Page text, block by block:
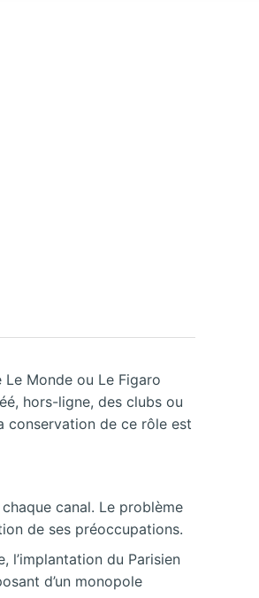
Le Monde ou Le Figaro
hors-ligne, des clubs ou
conservation de ce rôle est
canal. Le problème
de ses préoccupations.
l’implantation du Parisien
d’un monopole